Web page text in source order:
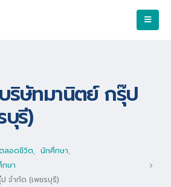
ริษัทมานิตย์ กรุ๊ป
บุรี)
ลอดชีวิต, นักศึกษา,
ษา
จำกัด (เพชรบุรี)